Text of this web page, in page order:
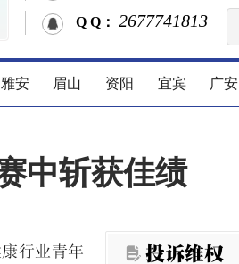
Q Q： 2677741813
雅安 眉山 资阳 宜宾 广安
中斩获佳绩
行业青年
 投诉维权